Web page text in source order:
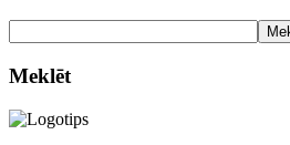
Meklēt